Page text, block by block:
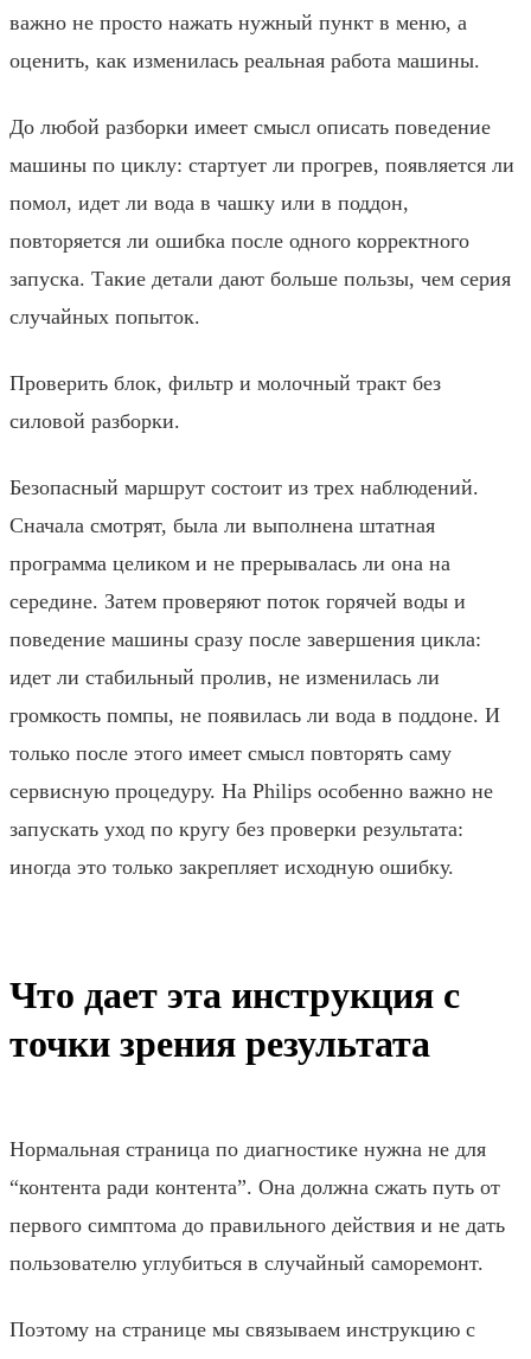
важно не просто нажать нужный пункт в меню, а
оценить, как изменилась реальная работа машины.
До любой разборки имеет смысл описать поведение
машины по циклу: стартует ли прогрев, появляется ли
помол, идет ли вода в чашку или в поддон,
повторяется ли ошибка после одного корректного
запуска. Такие детали дают больше пользы, чем серия
случайных попыток.
Проверить блок, фильтр и молочный тракт без
силовой разборки.
Безопасный маршрут состоит из трех наблюдений.
Сначала смотрят, была ли выполнена штатная
программа целиком и не прерывалась ли она на
середине. Затем проверяют поток горячей воды и
поведение машины сразу после завершения цикла:
идет ли стабильный пролив, не изменилась ли
громкость помпы, не появилась ли вода в поддоне. И
только после этого имеет смысл повторять саму
сервисную процедуру. На Philips особенно важно не
запускать уход по кругу без проверки результата:
иногда это только закрепляет исходную ошибку.
Что дает эта инструкция с
точки зрения результата
Нормальная страница по диагностике нужна не для
“контента ради контента”. Она должна сжать путь от
первого симптома до правильного действия и не дать
пользователю углубиться в случайный саморемонт.
Поэтому на странице мы связываем инструкцию с